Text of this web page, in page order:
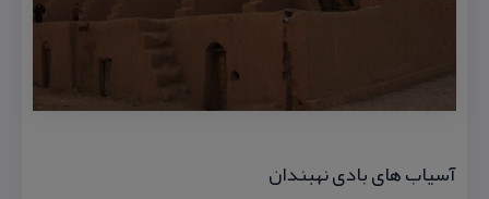
آسیاب های بادی نهبندان